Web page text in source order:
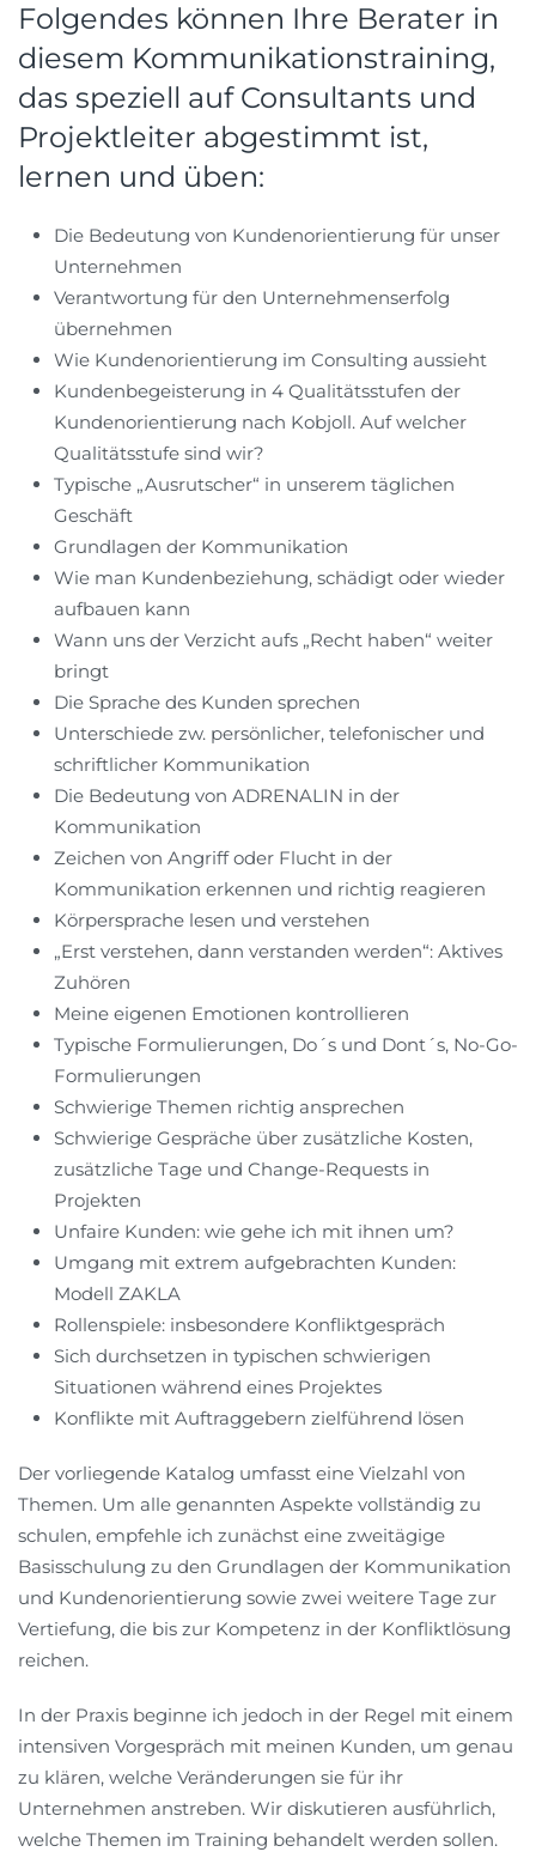
Folgendes können Ihre Berater in
diesem Kommunikationstraining,
das speziell auf Consultants und
Projektleiter abgestimmt ist,
lernen und üben:
Die Bedeutung von Kundenorientierung für unser
Unternehmen
Verantwortung für den Unternehmenserfolg
übernehmen
Wie Kundenorientierung im Consulting aussieht
Kundenbegeisterung in 4 Qualitätsstufen der
Kundenorientierung nach Kobjoll. Auf welcher
Qualitätsstufe sind wir?
Typische „Ausrutscher“ in unserem täglichen
Geschäft
Grundlagen der Kommunikation
Wie man Kundenbeziehung, schädigt oder wieder
aufbauen kann
Wann uns der Verzicht aufs „Recht haben“ weiter
bringt
Die Sprache des Kunden sprechen
Unterschiede zw. persönlicher, telefonischer und
schriftlicher Kommunikation
Die Bedeutung von ADRENALIN in der
Kommunikation
Zeichen von Angriff oder Flucht in der
Kommunikation erkennen und richtig reagieren
Körpersprache lesen und verstehen
„Erst verstehen, dann verstanden werden“: Aktives
Zuhören
Meine eigenen Emotionen kontrollieren
Typische Formulierungen, Do´s und Dont´s, No-Go-
Formulierungen
Schwierige Themen richtig ansprechen
Schwierige Gespräche über zusätzliche Kosten,
zusätzliche Tage und Change-Requests in
Projekten
Unfaire Kunden: wie gehe ich mit ihnen um?
Umgang mit extrem aufgebrachten Kunden:
Modell ZAKLA
Rollenspiele: insbesondere Konfliktgespräch
Sich durchsetzen in typischen schwierigen
Situationen während eines Projektes
Konflikte mit Auftraggebern zielführend lösen
Der vorliegende Katalog umfasst eine Vielzahl von
Themen. Um alle genannten Aspekte vollständig zu
schulen, empfehle ich zunächst eine zweitägige
Basisschulung zu den Grundlagen der Kommunikation
und Kundenorientierung sowie zwei weitere Tage zur
Vertiefung, die bis zur Kompetenz in der Konfliktlösung
reichen.
In der Praxis beginne ich jedoch in der Regel mit einem
intensiven Vorgespräch mit meinen Kunden, um genau
zu klären, welche Veränderungen sie für ihr
Unternehmen anstreben. Wir diskutieren ausführlich,
welche Themen im Training behandelt werden sollen.